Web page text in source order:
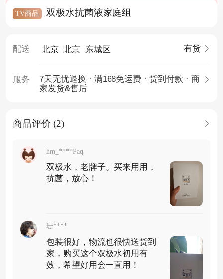
TV商品 双极水抗菌液家庭组
配送 北京 北京 东城区 有货
服务
7天无忧退换 · 满168免运费 · 货到付款 · 商
家发货&售后
商品评价 (2)
hm_****Paq
双极水，老牌子。买来用用，
抗菌，放心！
珊****
包装很好，物流也很快送货到
家，购买这个双极水初用有
效，希望好用会一直用！